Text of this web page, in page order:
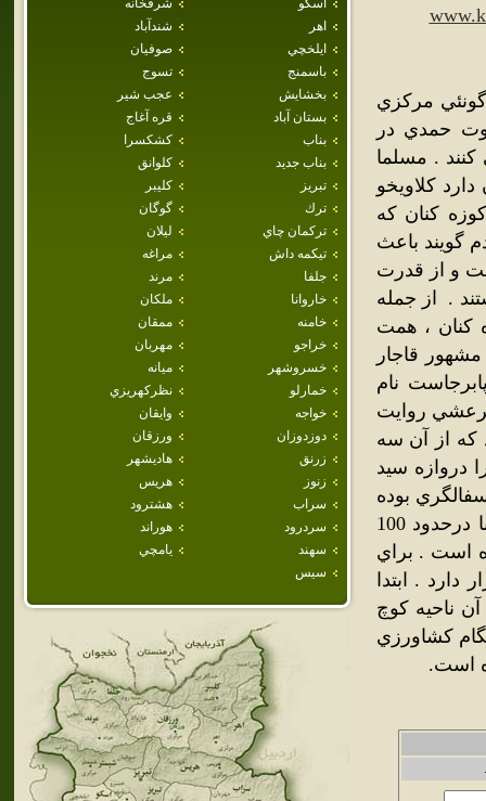
اسكو
شرفخانه
اهر
شندآباد
ايلخچي
صوفيان
باسمنج
تسوج
بخشايش
عجب شير
بستان آباد
قره آغاج
بناب
كشكسرا
بناب جديد
كلوانق
تبريز
كليبر
ترك
گوگان
تركمان چاي
ليلان
تيكمه داش
مراغه
جلفا
مرند
خاروانا
ملكان
خامنه
ممقان
خراجو
مهربان
خسروشهر
ميانه
خمارلو
نظركهريزي
خواجه
وايقان
دوزدوزان
ورزقان
زرنق
هاديشهر
زنوز
هريس
سراب
هشترود
سردرود
هوراند
سهند
يامچي
سيس
مركزي
حمدي در
خانوار زندگي مي كنند . مسلما
كلاويخو
كنان كه
گويند باعث
و از قدرت
. از جمله
كنان ، همت
قاجار
نام
روايت
كه از آن سه
دروازه سيد
بوده
چرا كه در حفاريهاي مختلف اين روستان ، كوزه هاي بزرگي كه غالبا درحدود 100
متر بدست آمده است . براي
. ابتدا
ناحيه كوچ
كشاورزي
است.